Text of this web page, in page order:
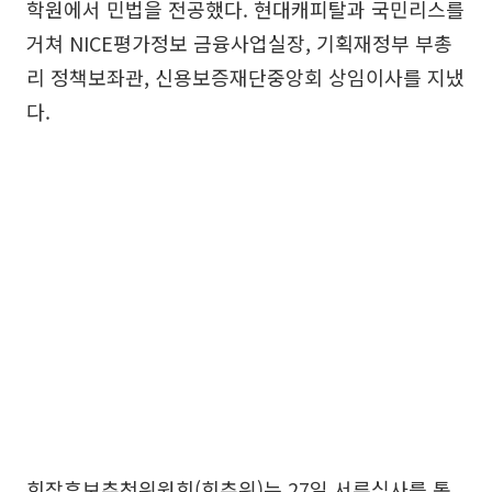
학원에서 민법을 전공했다. 현대캐피탈과 국민리스를
거쳐 NICE평가정보 금융사업실장, 기획재정부 부총
리 정책보좌관, 신용보증재단중앙회 상임이사를 지냈
다.